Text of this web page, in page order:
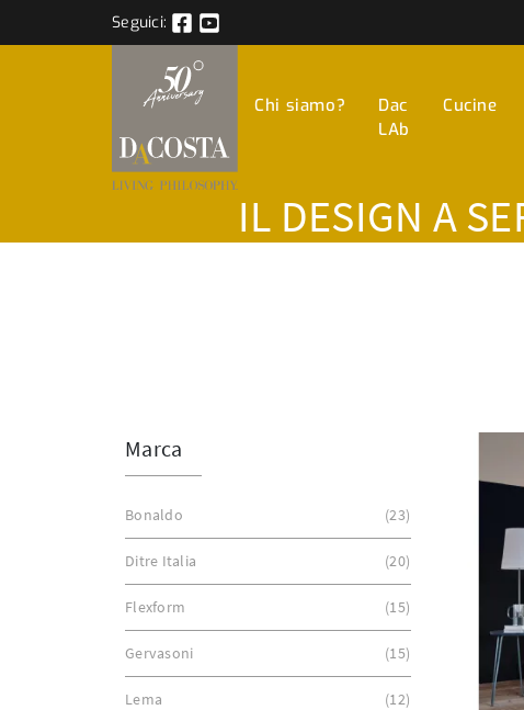
Seguici:
Chi siamo?
Dac
LAb
Cucine
IL DESIGN A
Marca
Bonaldo 23
Ditre Italia 20
Flexform 15
Gervasoni 15
Lema 12